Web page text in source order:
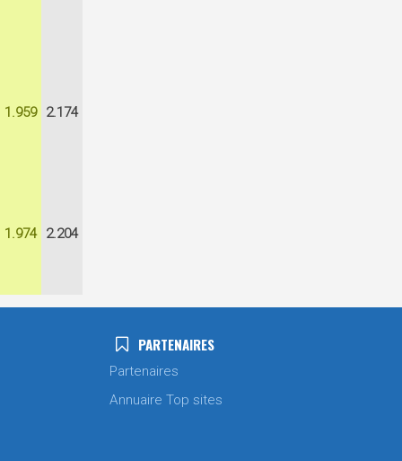
1.959 2.174
1.974 2.204
PARTENAIRES
Partenaires
Annuaire Top sites